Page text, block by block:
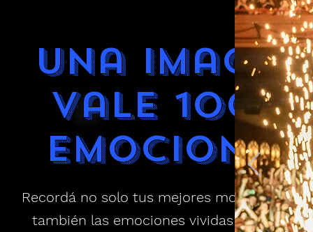
Una Imagen
vale 1000
emociones
Recordá no solo tus mejores momentos,
también las emociones vividas a través de